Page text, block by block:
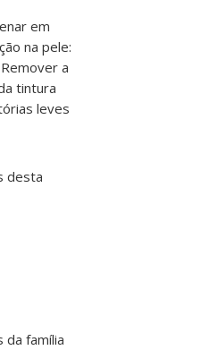
em
na pele:
a
tintura
leves
desta
da família